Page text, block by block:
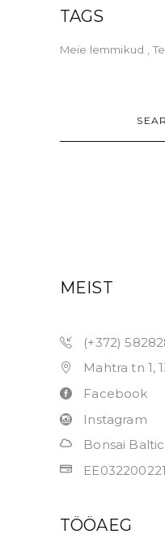
TAGS
Meie lemmikud
MEIST
(+372)
Mahtra tn 1,
Facebook
Instagram
Bonsai
TÖÖAEG